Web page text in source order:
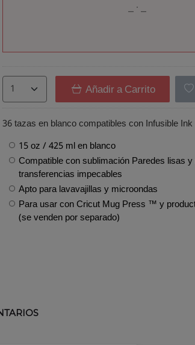
Añadir a Carrito
36 tazas en blanco compatibles con Infusible
15 oz / 425 ml en blanco
Compatible con sublimación Paredes lisas
transferencias impecables
Apto para lavavajillas y microondas
Para usar con Cricut Mug Press ™ y
(se venden por separado)